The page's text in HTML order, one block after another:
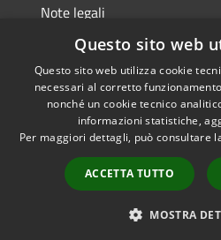
Note legali
Dichiarazione di accessibilità
RSS
Accessibilità
Questo sito web
Questo sito web utilizza cookie
necessari al corretto
nonché un cookie tecnico
informazioni statistiche,
Per maggiori dettagli, può consultare
ACCETTA TUTTO
MOSTRA